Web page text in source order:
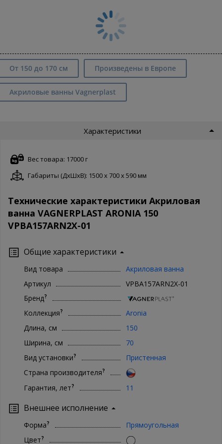
От 150 до 170 см Произведены в Европе
Акриловые ванны Vagnerplast
Характеристики
Вес товара: 17000 г
Габариты (ДxШxВ): 1500 x 700 x 590 мм
Технические характеристики Акриловая
ванна VAGNERPLAST ARONIA 150
VPBA157ARN2X-01
Общие характеристики
Вид товара
Акриловая ванна
Артикул
VPBA157ARN2X-01
Бренд?
Коллекция?
Aronia
Длина, см
150
Ширина, см
70
Вид установки?
Пристенная
Страна производителя?
Гарантия, лет? 11
Внешнее исполнение
Форма?
Прямоугольная
Цвет?